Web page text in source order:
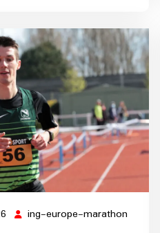
21 ing-europe-marathon